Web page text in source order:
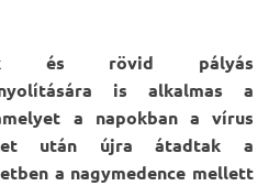
és rö­­vid pályás
is alkalmas a
a napokban a vírus
után újra átadtak a
a nagymedence mellett